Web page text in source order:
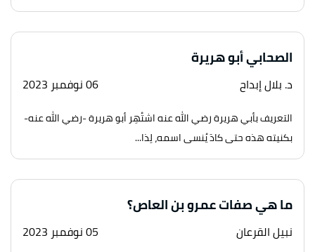
الصحابي أبو هريرة
د. بلال إبداح 06 نوفمبر 2023
التعريف بأبي هريرة رضي الله عنه اشتُهِر أبو هريرة -رضي الله عنه-
بكنيته هذه حتى كادَ يُنسى اسمه، لِذا...
ما هي صفات عمرو بن العاص؟
نبيل القرعان 05 نوفمبر 2023